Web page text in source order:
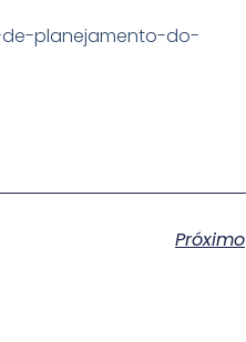
planejamento-do-
Próximo